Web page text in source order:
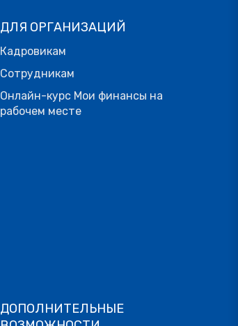
ДЛЯ ОРГАНИЗАЦИЙ
Кадровикам
Сотрудникам
Онлайн-курс Мои финансы на
рабочем месте
ДОПОЛНИТЕЛЬНЫЕ